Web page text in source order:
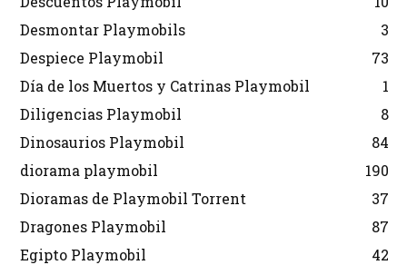
Desmontar Playmobils
3
Despiece Playmobil
73
Día de los Muertos y Catrinas Playmobil
1
Diligencias Playmobil
8
Dinosaurios Playmobil
84
diorama playmobil
190
Dioramas de Playmobil Torrent
37
Dragones Playmobil
87
Egipto Playmobil
42